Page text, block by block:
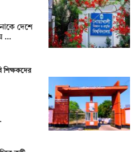
দেশে
…
শিক্ষকদের